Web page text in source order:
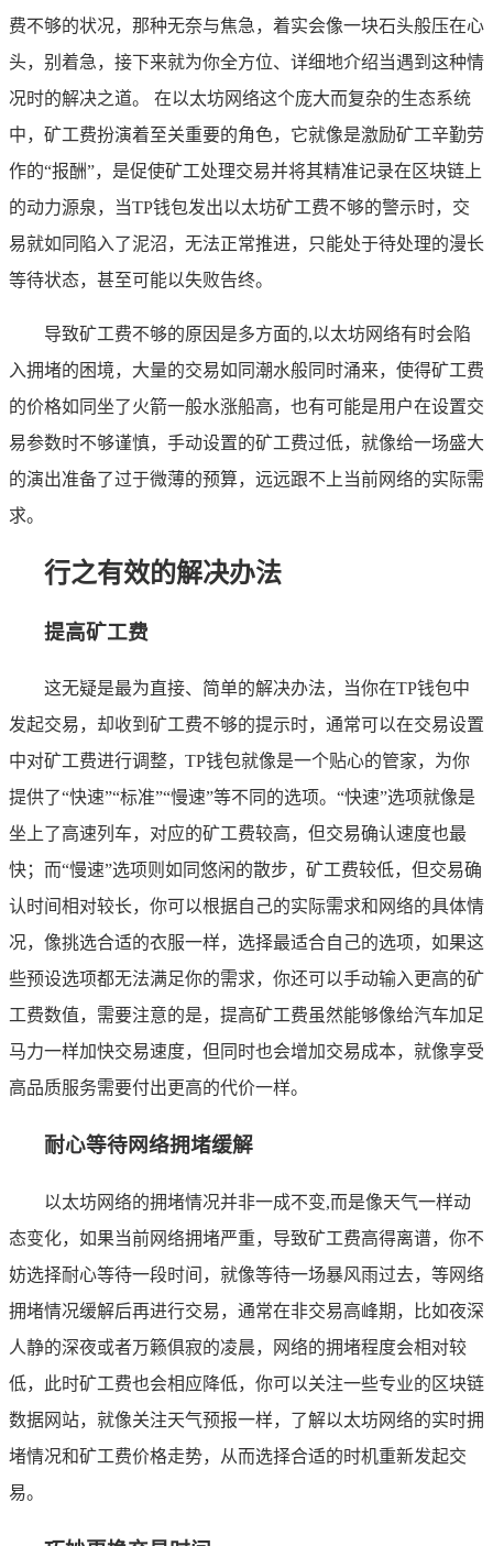
费不够的状况，那种无奈与焦急，着实会像一块石头般压在心
头，别着急，接下来就为你全方位、详细地介绍当遇到这种情
况时的解决之道。 在以太坊网络这个庞大而复杂的生态系统
中，矿工费扮演着至关重要的角色，它就像是激励矿工辛勤劳
作的“报酬”，是促使矿工处理交易并将其精准记录在区块链上
的动力源泉，当TP钱包发出以太坊矿工费不够的警示时，交
易就如同陷入了泥沼，无法正常推进，只能处于待处理的漫长
等待状态，甚至可能以失败告终。
导致矿工费不够的原因是多方面的,以太坊网络有时会陷
入拥堵的困境，大量的交易如同潮水般同时涌来，使得矿工费
的价格如同坐了火箭一般水涨船高，也有可能是用户在设置交
易参数时不够谨慎，手动设置的矿工费过低，就像给一场盛大
的演出准备了过于微薄的预算，远远跟不上当前网络的实际需
求。
行之有效的解决办法
提高矿工费
这无疑是最为直接、简单的解决办法，当你在TP钱包中
发起交易，却收到矿工费不够的提示时，通常可以在交易设置
中对矿工费进行调整，TP钱包就像是一个贴心的管家，为你
提供了“快速”“标准”“慢速”等不同的选项。“快速”选项就像是
坐上了高速列车，对应的矿工费较高，但交易确认速度也最
快；而“慢速”选项则如同悠闲的散步，矿工费较低，但交易确
认时间相对较长，你可以根据自己的实际需求和网络的具体情
况，像挑选合适的衣服一样，选择最适合自己的选项，如果这
些预设选项都无法满足你的需求，你还可以手动输入更高的矿
工费数值，需要注意的是，提高矿工费虽然能够像给汽车加足
马力一样加快交易速度，但同时也会增加交易成本，就像享受
高品质服务需要付出更高的代价一样。
耐心等待网络拥堵缓解
以太坊网络的拥堵情况并非一成不变,而是像天气一样动
态变化，如果当前网络拥堵严重，导致矿工费高得离谱，你不
妨选择耐心等待一段时间，就像等待一场暴风雨过去，等网络
拥堵情况缓解后再进行交易，通常在非交易高峰期，比如夜深
人静的深夜或者万籁俱寂的凌晨，网络的拥堵程度会相对较
低，此时矿工费也会相应降低，你可以关注一些专业的区块链
数据网站，就像关注天气预报一样，了解以太坊网络的实时拥
堵情况和矿工费价格走势，从而选择合适的时机重新发起交
易。